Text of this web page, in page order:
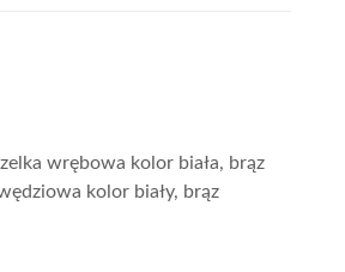
wrębowa kolor biała, brąz
kolor biały, brąz